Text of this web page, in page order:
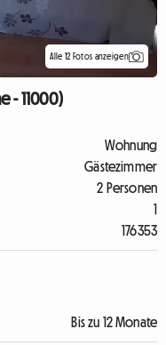
Alle 12 Fotos anzeigen
- 11000)
Wohnung
Gästezimmer
2 Personen
1
176353
Bis zu 12 Monate